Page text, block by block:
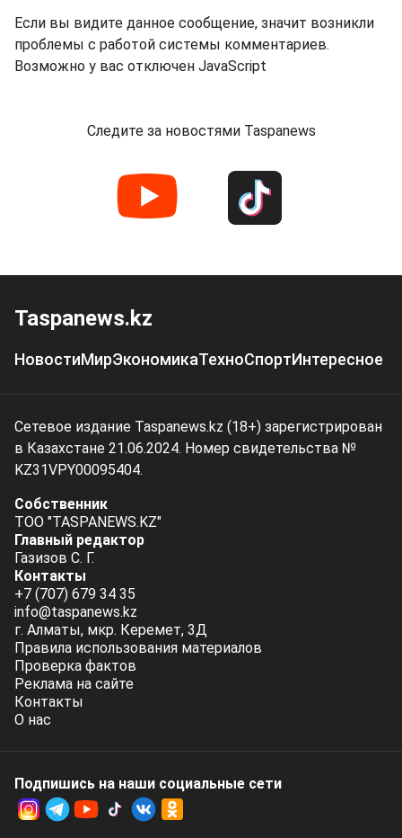
Если вы видите данное сообщение, значит возникли
проблемы с работой системы комментариев.
Возможно у вас отключен JavaScript
Следите за новостями Taspanews
Taspanews.kz
НовостиМирЭкономикаТехноСпортИнтересное
Сетевое издание Taspanews.kz (18+) зарегистрирован
в Казахстане 21.06.2024. Номер свидетельства №
KZ31VPY00095404.
Собственник
ТОО "TASPANEWS.KZ"
Главный редактор
Газизов С. Г.
Контакты
+7 (707) 679 34 35
info@taspanews.kz
г. Алматы, мкр. Керемет, 3Д
Правила использования материалов
Проверка фактов
Реклама на сайте
Контакты
О нас
Подпишись на наши социальные cети